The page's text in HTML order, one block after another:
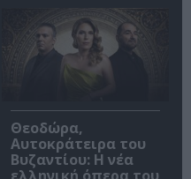
Θεοδώρα,
Αυτοκράτειρα του
Βυζαντίου: Η νέα